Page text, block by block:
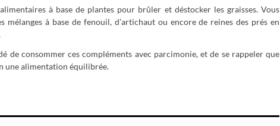
à base de plantes pour brûler et déstocker les graisses. Vous
mélanges à base de fenouil, d’artichaut ou encore de reines des prés en
de consommer ces compléments avec parcimonie, et de se rappeler que
une alimentation équilibrée.